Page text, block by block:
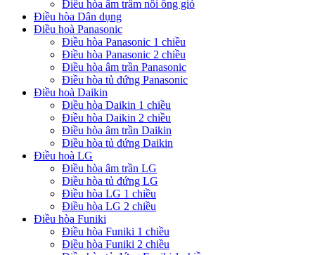
Điều hòa âm trầm nối ống gió
Điều hòa Dân dụng
Điều hoà Panasonic
Điều hòa Panasonic 1 chiều
Điều hòa Panasonic 2 chiều
Điều hòa âm trần Panasonic
Điều hòa tủ đứng Panasonic
Điều hoà Daikin
Điều hòa Daikin 1 chiều
Điều hòa Daikin 2 chiều
Điều hòa âm trần Daikin
Điều hòa tủ đứng Daikin
Điều hoà LG
Điều hòa âm trần LG
Điều hòa tủ đứng LG
Điều hòa LG 1 chiều
Điều hòa LG 2 chiều
Điều hòa Funiki
Điều hòa Funiki 1 chiều
Điều hòa Funiki 2 chiều